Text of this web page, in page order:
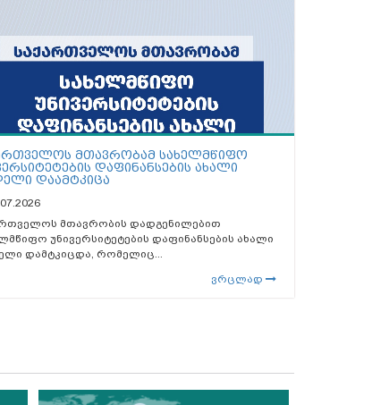
მთავრობამ სახელმწიფო
დაფინანსების ახალი
დაამტკიცა
მთავრობის დადგენილებით
უნივერსიტეტების დაფინანსების ახალი
დამტკიცდა, რომელიც...
ვრცლად